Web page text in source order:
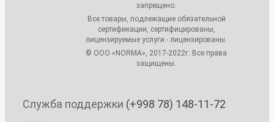
запрещено.
Все товары, подлежащие обязательной
сертификации, сертифицированы,
лицензируемые услуги - лицензированы.
© ООО «NORMA», 2017-2022г. Все права
защищены.
Служба поддержки (+998 78) 148-11-72